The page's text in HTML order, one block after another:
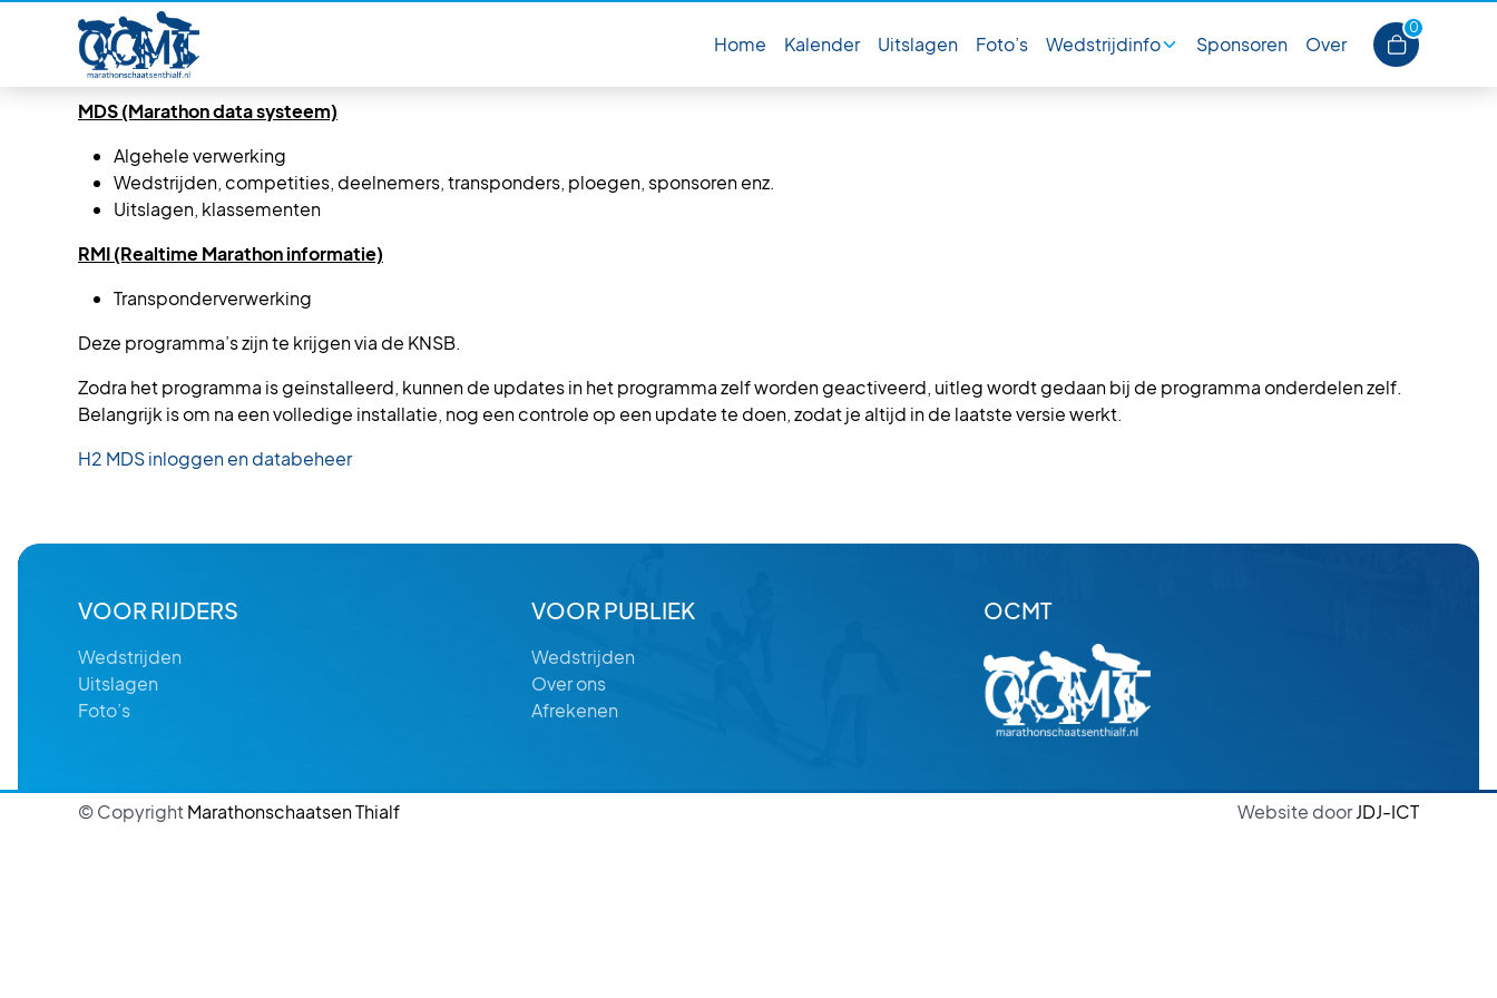
Home Kalender Uitslagen Foto’s Wedstrijdinfo Sponsoren Over
0
Voor het marathonschaatsen zijn er twee systemen die nodig zijn voor de wedstrijdverwerking/uitslagverwerking van de marathons.
MDS (Marathon data systeem)
Algehele verwerking
Wedstrijden, competities, deelnemers, transponders, ploegen, sponsoren enz.
Uitslagen, klassementen
RMI (Realtime Marathon informatie)
Transponderverwerking
Deze programma’s zijn te krijgen via de KNSB.
Zodra het programma is geinstalleerd, kunnen de updates in het programma zelf worden geactiveerd, uitleg wordt gedaan bij de programma onderdelen zelf.
Belangrijk is om na een volledige installatie, nog een controle op een update te doen, zodat je altijd in de laatste versie werkt.
H2 MDS inloggen en databeheer
VOOR RIJDERS
Wedstrijden
Uitslagen
Foto’s
VOOR PUBLIEK
Wedstrijden
Over ons
Afrekenen
OCMT
© CopyrightMarathonschaatsen Thialf Website doorJDJ-ICT